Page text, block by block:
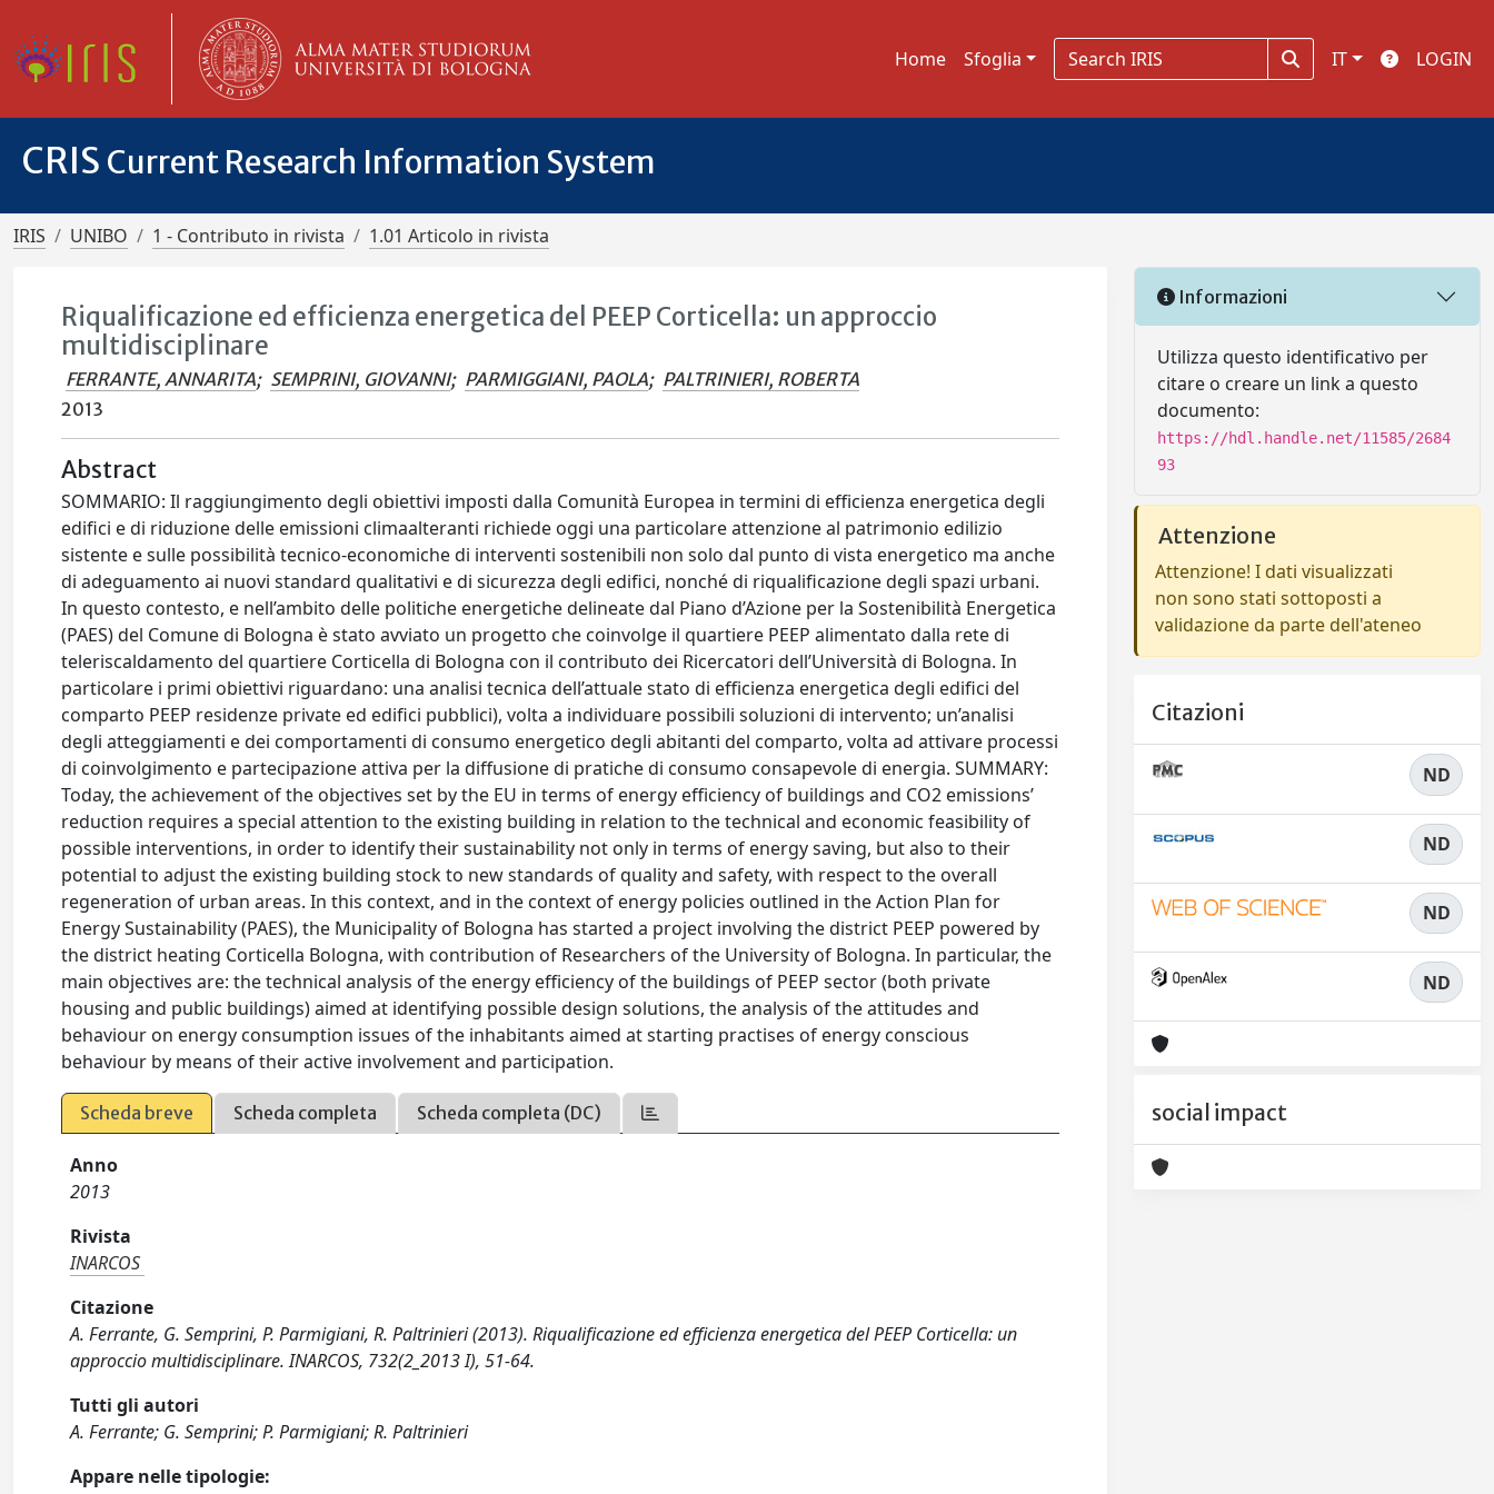
Home Sfoglia IT LOGIN
CRIS Current Research Information System
IRIS UNIBO 1 - Contributo in rivista 1.01 Articolo in rivista
Riqualificazione ed efficienza energetica del PEEP Corticella: un approccio
multidisciplinare
FERRANTE, ANNARITA; SEMPRINI, GIOVANNI; PARMIGGIANI, PAOLA; PALTRINIERI, ROBERTA
2013
Abstract
SOMMARIO: Il raggiungimento degli obiettivi imposti dalla Comunità Europea in termini di efficienza energetica degli
edifici e di riduzione delle emissioni climaalteranti richiede oggi una particolare attenzione al patrimonio edilizio
sistente e sulle possibilità tecnico-economiche di interventi sostenibili non solo dal punto di vista energetico ma anche
di adeguamento ai nuovi standard qualitativi e di sicurezza degli edifici, nonché di riqualificazione degli spazi urbani.
In questo contesto, e nell’ambito delle politiche energetiche delineate dal Piano d’Azione per la Sostenibilità Energetica
(PAES) del Comune di Bologna è stato avviato un progetto che coinvolge il quartiere PEEP alimentato dalla rete di
teleriscaldamento del quartiere Corticella di Bologna con il contributo dei Ricercatori dell’Università di Bologna. In
particolare i primi obiettivi riguardano: una analisi tecnica dell’attuale stato di efficienza energetica degli edifici del
comparto PEEP residenze private ed edifici pubblici), volta a individuare possibili soluzioni di intervento; un’analisi
degli atteggiamenti e dei comportamenti di consumo energetico degli abitanti del comparto, volta ad attivare processi
di coinvolgimento e partecipazione attiva per la diffusione di pratiche di consumo consapevole di energia. SUMMARY:
Today, the achievement of the objectives set by the EU in terms of energy efficiency of buildings and CO2 emissions’
reduction requires a special attention to the existing building in relation to the technical and economic feasibility of
possible interventions, in order to identify their sustainability not only in terms of energy saving, but also to their
potential to adjust the existing building stock to new standards of quality and safety, with respect to the overall
regeneration of urban areas. In this context, and in the context of energy policies outlined in the Action Plan for
Energy Sustainability (PAES), the Municipality of Bologna has started a project involving the district PEEP powered by
the district heating Corticella Bologna, with contribution of Researchers of the University of Bologna. In particular, the
main objectives are: the technical analysis of the energy efficiency of the buildings of PEEP sector (both private
housing and public buildings) aimed at identifying possible design solutions, the analysis of the attitudes and
behaviour on energy consumption issues of the inhabitants aimed at starting practises of energy conscious
behaviour by means of their active involvement and participation.
Scheda breve Scheda completa Scheda completa (DC)
Anno
2013
Rivista
INARCOS
Citazione
A. Ferrante, G. Semprini, P. Parmigiani, R. Paltrinieri (2013). Riqualificazione ed efficienza energetica del PEEP Corticella: un
approccio multidisciplinare. INARCOS, 732(2_2013 I), 51-64.
Tutti gli autori
A. Ferrante; G. Semprini; P. Parmigiani; R. Paltrinieri
Appare nelle tipologie:
Informazioni
Utilizza questo identificativo per
citare o creare un link a questo
documento:
https://hdl.handle.net/11585/2684
93
Attenzione
Attenzione! I dati visualizzati
non sono stati sottoposti a
validazione da parte dell'ateneo
Citazioni
ND
ND
ND
ND
social impact